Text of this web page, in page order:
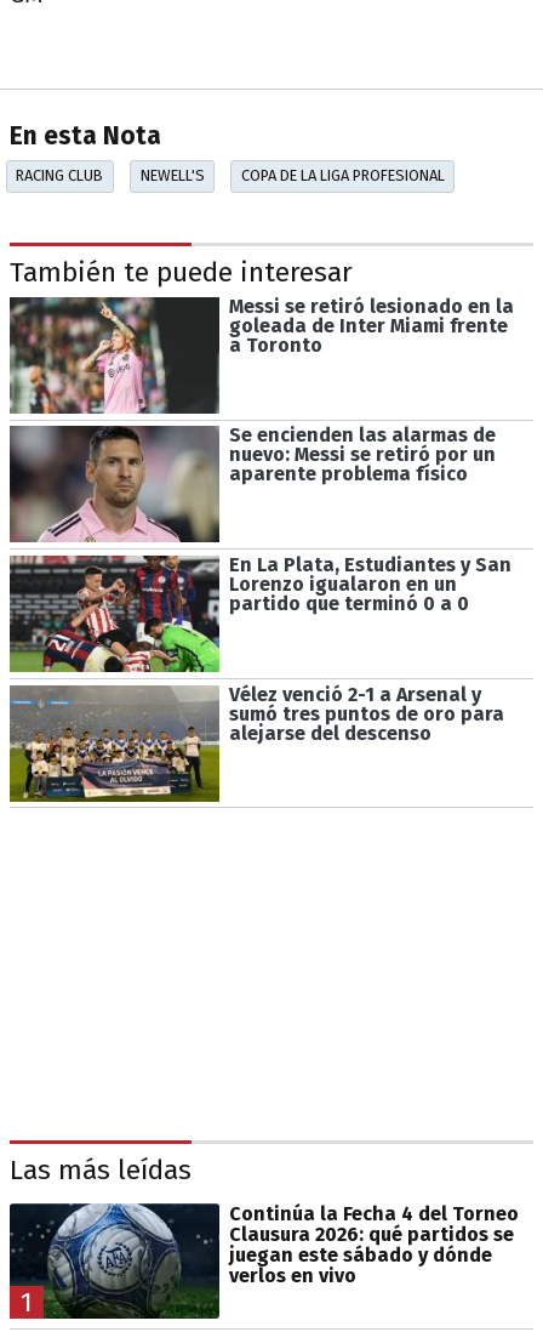
En esta Nota
RACING CLUB NEWELL'S COPA DE LA LIGA PROFESIONAL
También te puede interesar
Messi se retiró lesionado en la
goleada de Inter Miami frente
a Toronto
Se encienden las alarmas de
nuevo: Messi se retiró por un
aparente problema físico
En La Plata, Estudiantes y San
Lorenzo igualaron en un
partido que terminó 0 a 0
Vélez venció 2-1 a Arsenal y
sumó tres puntos de oro para
alejarse del descenso
Las más leídas
1
Continúa la Fecha 4 del Torneo
Clausura 2026: qué partidos se
juegan este sábado y dónde
verlos en vivo